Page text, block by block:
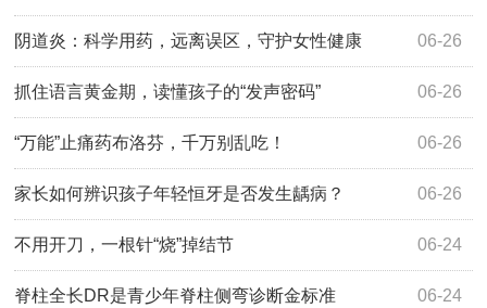
06-26
阴道炎：科学用药，远离误区，守护女性健康
06-26
抓住语言黄金期，读懂孩子的“发声密码”
06-26
“万能”止痛药布洛芬，千万别乱吃！
06-26
家长如何辨识孩子年轻恒牙是否发生龋病？
06-24
不用开刀，一根针“烧”掉结节
06-24
脊柱全长DR是青少年脊柱侧弯诊断金标准